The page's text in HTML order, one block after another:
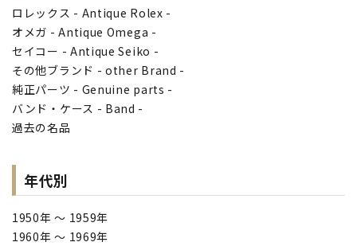
ロレックス - Antique Rolex -
オメガ - Antique Omega -
セイコー - Antique Seiko -
その他ブランド - other Brand -
純正パーツ - Genuine parts -
バンド・ケース - Band -
過去の名品
年代別
1950年 ～ 1959年
1960年 ～ 1969年